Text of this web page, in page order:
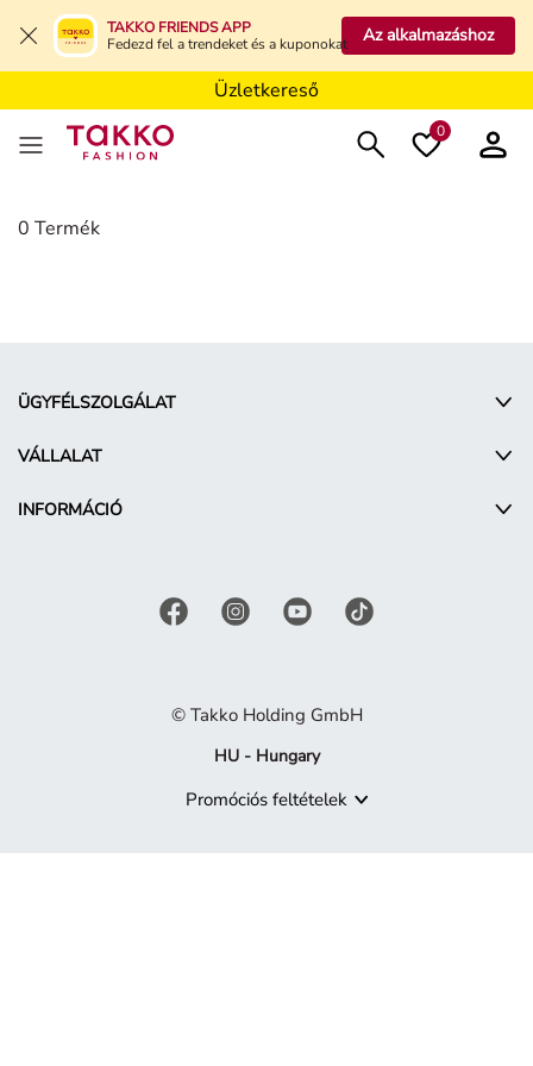
TAKKO FRIENDS APP
Fedezd fel a trendeket és a kuponokat
Az alkalmazáshoz
Üzletkereső
Üzletkereső
0
0 Termék
ÜGYFÉLSZOLGÁLAT
VÁLLALAT
INFORMÁCIÓ
© Takko Holding GmbH
HU - Hungary
Promóciós feltételek